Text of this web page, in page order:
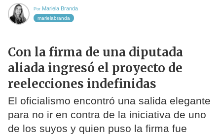
Por Mariela Branda
marielabranda
Con la firma de una diputada
aliada ingresó el proyecto de
reelecciones indefinidas
El oficialismo encontró una salida elegante
para no ir en contra de la iniciativa de uno
de los suyos y quien puso la firma fue